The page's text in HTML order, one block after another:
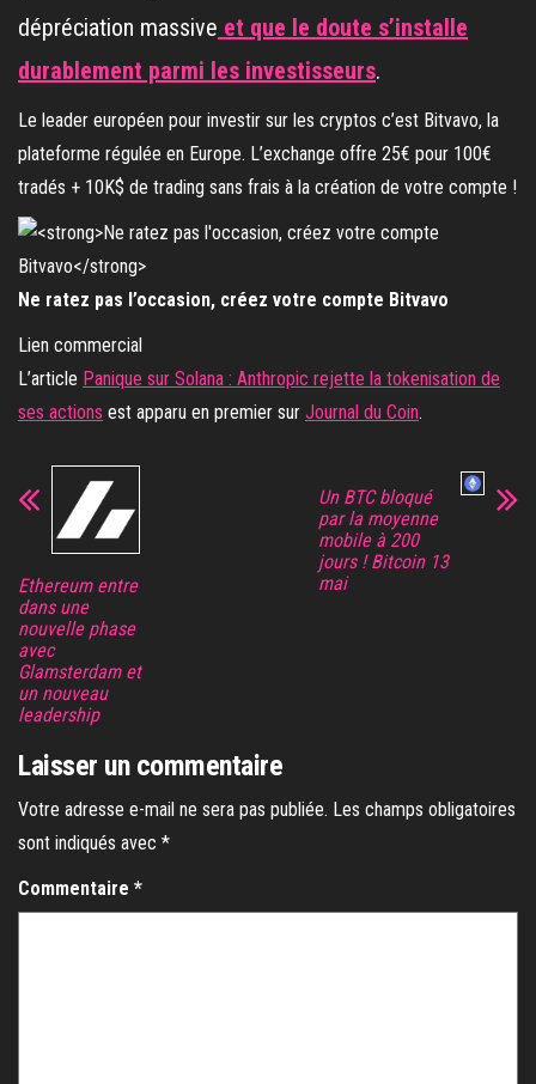
dépréciation massive et que le doute s’installe
durablement parmi les investisseurs.
Le leader européen pour investir sur les cryptos c’est Bitvavo, la
plateforme régulée en Europe. L’exchange offre 25€ pour 100€
tradés + 10K$ de trading sans frais à la création de votre compte !
Ne ratez pas l’occasion, créez votre compte Bitvavo
Lien commercial
L’article Panique sur Solana : Anthropic rejette la tokenisation de
ses actions est apparu en premier sur Journal du Coin.
Ethereum entre
dans une
nouvelle phase
avec
Glamsterdam et
un nouveau
leadership
Un BTC bloqué
par la moyenne
mobile à 200
jours ! Bitcoin 13
mai
Laisser un commentaire
Votre adresse e-mail ne sera pas publiée. Les champs obligatoires
sont indiqués avec *
Commentaire *